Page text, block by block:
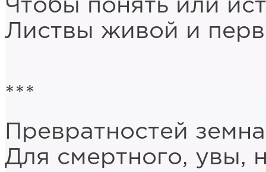
Чтобы понять или
Листвы живой и
***
Превратностей
Для смертного, увы,